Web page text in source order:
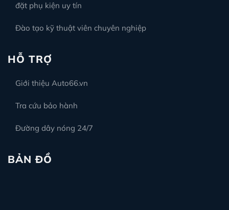
đặt phụ kiện uy tín
Đào tạo kỹ thuật viên chuyên nghiệp
HỖ TRỢ
Giới thiệu Auto66.vn
Tra cứu bảo hành
Đường dây nóng 24/7
BẢN ĐỒ